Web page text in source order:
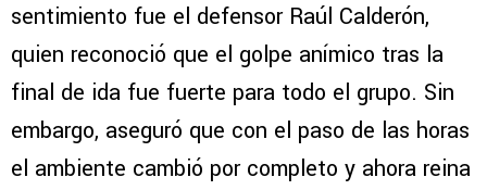
sentimiento fue el defensor Raúl Calderón,
quien reconoció que el golpe anímico tras la
final de ida fue fuerte para todo el grupo. Sin
embargo, aseguró que con el paso de las horas
el ambiente cambió por completo y ahora reina